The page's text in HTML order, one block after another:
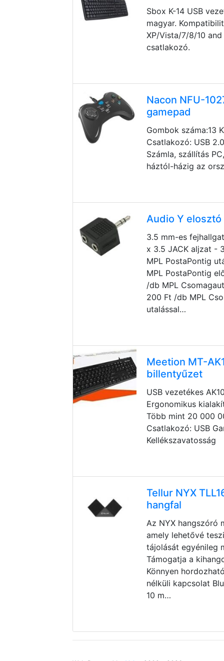
Sbox K-14 USB
magyar.
XP/Vista/7/8/10 and
csatlakozó.
Nacon NFU-
gamepad
Gombok száma:13
Csatlakozó: USB
Számla, szállítás
háztól-házig az
Audio Y
3.5 mm-es
x 3.5 JACK aljzat -
MPL PostaPontig
MPL PostaPontig
/db MPL
200 Ft /db MPL
utalással…
Meetion MT-
billentyűzet
USB vezetékes
Ergonomikus
Több mint 20 000
Csatlakozó: USB
Kellékszavatosság
Tellur NYX
hangfal
Az NYX hangszóró
amely lehetővé
tájolását egyénileg
Támogatja a
Könnyen
nélküli kapcsolat
10 m…